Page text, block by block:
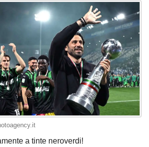
a tinte neroverdi!